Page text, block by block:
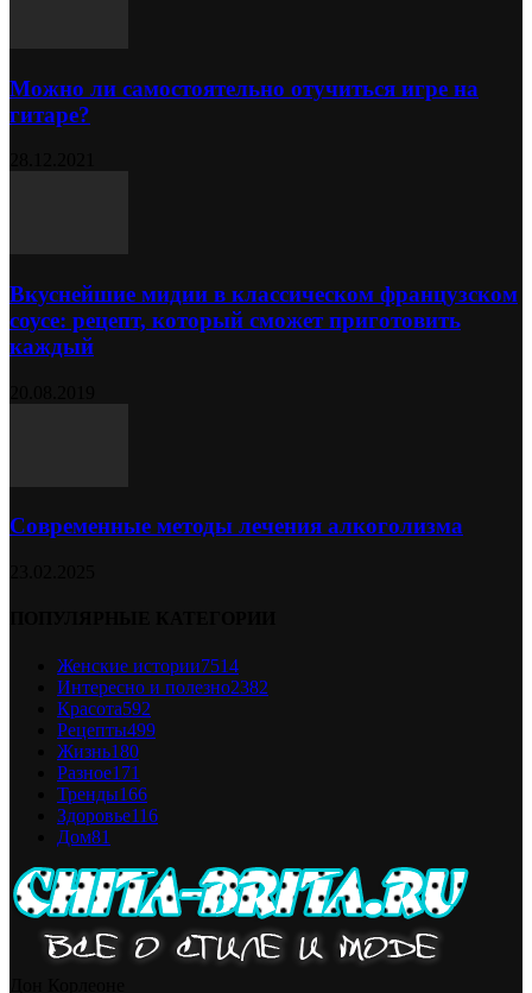
Можно ли самостоятельно отучиться игре на
гитаре?
Вкуснейшие мидии в классическом французском
соусе: рецепт, который сможет приготовить
каждый
Современные методы лечения алкоголизма
Женские истории7514
Интересно и полезно2382
Красота592
Рецепты499
Жизнь180
Разное171
Тренды166
Здоровье116
Дом81